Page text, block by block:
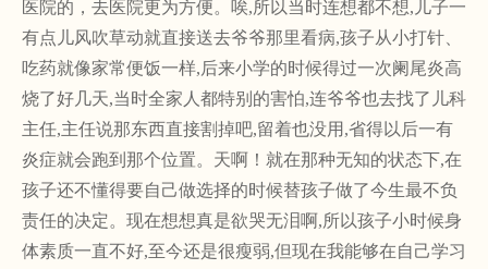
医院的，去医院更为方便。唉,所以当时连想都不想,儿子一
有点儿风吹草动就直接送去爷爷那里看病,孩子从小打针、
吃药就像家常便饭一样,后来小学的时候得过一次阑尾炎高
烧了好几天,当时全家人都特别的害怕,连爷爷也去找了儿科
主任,主任说那东西直接割掉吧,留着也没用,省得以后一有
炎症就会跑到那个位置。天啊！就在那种无知的状态下,在
孩子还不懂得要自己做选择的时候替孩子做了今生最不负
责任的决定。现在想想真是欲哭无泪啊,所以孩子小时候身
体素质一直不好,至今还是很瘦弱,但现在我能够在自己学习